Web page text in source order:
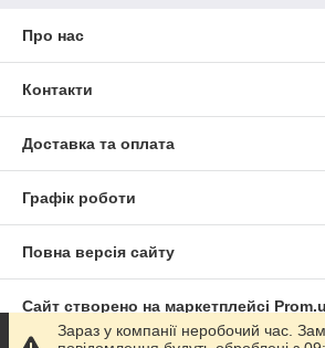
Про нас
Контакти
Доставка та оплата
Графік роботи
Повна версія сайту
Сайт створено на маркетплейсі
Зараз у компанії неробочий час.